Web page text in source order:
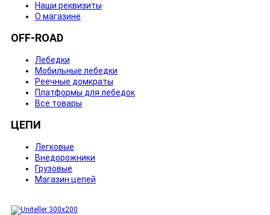
Наши реквизиты
О магазине
OFF-ROAD
Лебедки
Мобильные лебедки
Реечные домкраты
Платформы для лебедок
Все товары
ЦЕПИ
Легковые
Внедорожники
Грузовые
Магазин цепей